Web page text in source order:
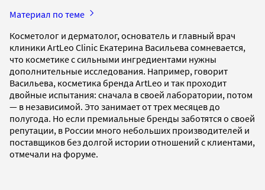
Материал по теме
Косметолог и дерматолог, основатель и главный врач
клиники ArtLeo Clinic Екатерина Васильева сомневается,
что косметике с сильными ингредиентами нужны
дополнительные исследования. Например, говорит
Васильева, косметика бренда ArtLeo и так проходит
двойные испытания: сначала в своей лаборатории, потом
— в независимой. Это занимает от трех месяцев до
полугода. Но если премиальные бренды заботятся о своей
репутации, в России много небольших производителей и
поставщиков без долгой истории отношений с клиентами,
отмечали на форуме.